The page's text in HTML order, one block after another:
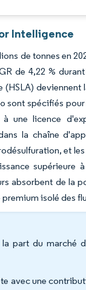
Intelligence
de tonnes en
de 4,22 %
sont spécifiés
une licence
la chaîne
et
supérieure
absorbent de la
isolé des
part du marché
avec une